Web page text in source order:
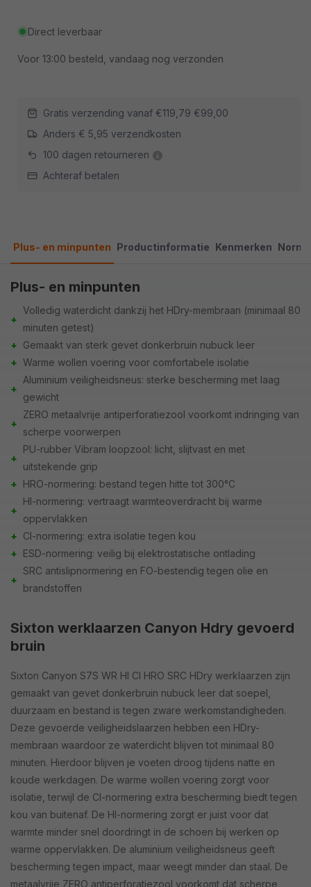
Direct leverbaar
Voor 13:00 besteld, vandaag nog verzonden
Gratis verzending vanaf €119,79 €99,00
Anders € 5,95 verzendkosten
100 dagen retourneren
Achteraf betalen
Plus- en minpunten Productinformatie Kenmerken
Plus- en minpunten
+
Volledig waterdicht dankzij het HDry-membraan (minimaal 80
minuten getest)
+ Gemaakt van sterk gevet donkerbruin nubuck leer
+ Warme wollen voering voor comfortabele isolatie
+
Aluminium veiligheidsneus: sterke bescherming met laag
gewicht
+
ZERO metaalvrije antiperforatiezool voorkomt indringing van
scherpe voorwerpen
+
PU-rubber Vibram loopzool: licht, slijtvast en met
uitstekende grip
+ HRO-normering: bestand tegen hitte tot 300°C
+
HI-normering: vertraagt warmteoverdracht bij warme
oppervlakken
+ CI-normering: extra isolatie tegen kou
+ ESD-normering: veilig bij elektrostatische ontlading
+
SRC antislipnormering en FO-bestendig tegen olie en
brandstoffen
Sixton werklaarzen Canyon Hdry gevoerd
bruin
Sixton Canyon S7S WR HI CI HRO SRC HDry werklaarzen zijn
gemaakt van gevet donkerbruin nubuck leer dat soepel,
duurzaam en bestand is tegen zware werkomstandigheden.
Deze gevoerde veiligheidslaarzen hebben een HDry-
membraan waardoor ze waterdicht blijven tot minimaal 80
minuten. Hierdoor blijven je voeten droog tijdens natte en
koude werkdagen. De warme wollen voering zorgt voor
isolatie, terwijl de CI-normering extra bescherming biedt tegen
kou van buitenaf. De HI-normering zorgt er juist voor dat
warmte minder snel doordringt in de schoen bij werken op
warme oppervlakken. De aluminium veiligheidsneus geeft
bescherming tegen impact, maar weegt minder dan staal. De
metaalvrije ZERO antiperforatiezool voorkomt dat scherpe